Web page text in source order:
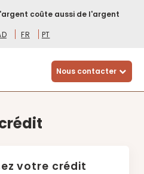
coûte aussi de l'argent
FR PT
Nous contacter
votre crédit